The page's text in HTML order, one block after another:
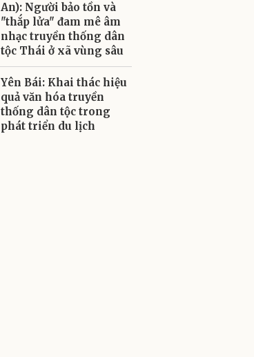
An): Người bảo tồn và
"thắp lửa" đam mê âm
nhạc truyền thống dân
tộc Thái ở xã vùng sâu
Yên Bái: Khai thác hiệu
quả văn hóa truyền
thống dân tộc trong
phát triển du lịch